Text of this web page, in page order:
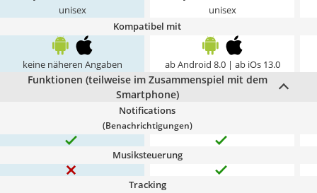
unisex unisex
Kompatibel mit
keine näheren Angaben ab Android 8.0 | ab iOs 13.0
Funktionen (teilweise im Zusammenspiel mit dem
Smartphone)
Notifications
(Benachrichtigungen)
Musiksteuerung
Tracking